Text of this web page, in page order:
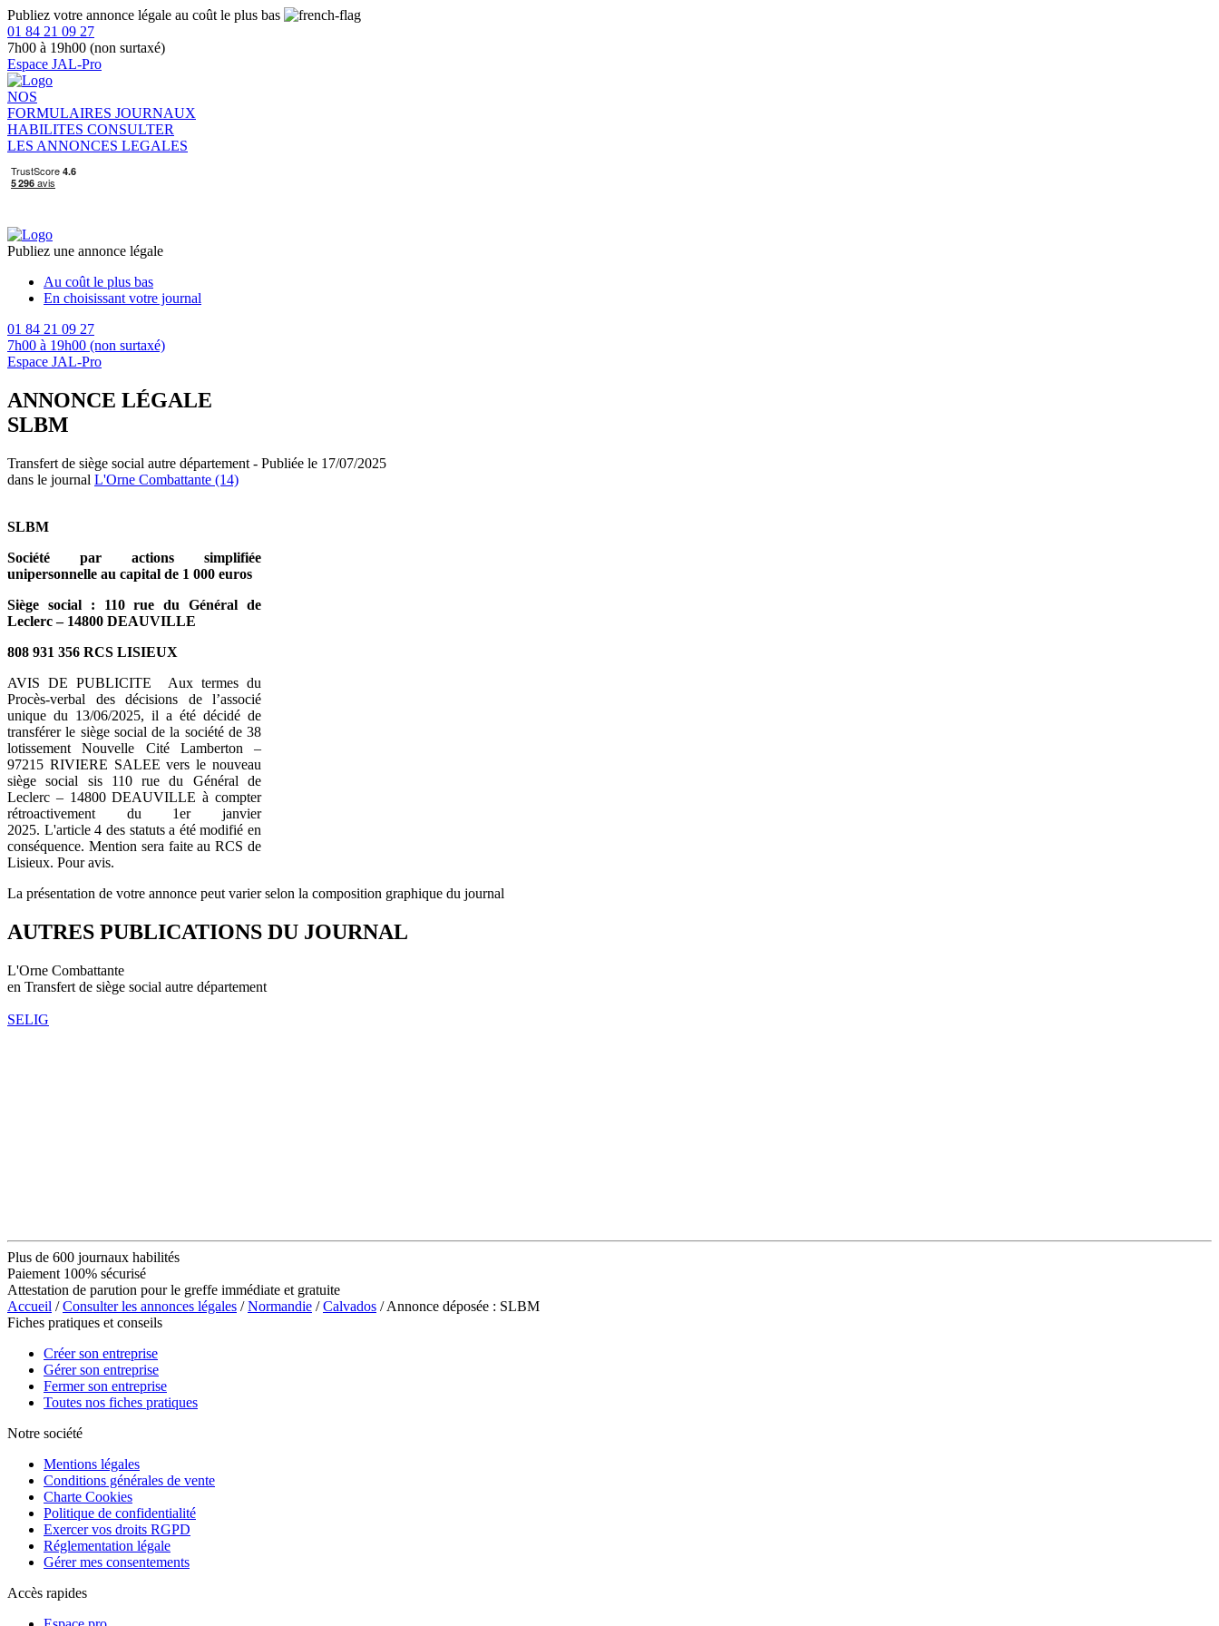
Publiez votre annonce légale au coût le plus bas
01 84 21 09 27
7h00 à 19h00 (non surtaxé)
Espace JAL-Pro
NOS
FORMULAIRES JOURNAUX
HABILITES CONSULTER
LES ANNONCES LEGALES
Publiez une annonce légale
Au coût le plus bas
En choisissant votre journal
01 84 21 09 27
7h00 à 19h00 (non surtaxé)
Espace JAL-Pro
ANNONCE LÉGALE
SLBM
Transfert de siège social autre département - Publiée le 17/07/2025
dans le journal L'Orne Combattante (14)
SLBM
Société par actions simplifiée
unipersonnelle au capital de 1 000 euros
Siège social : 110 rue du Général de
Leclerc – 14800 DEAUVILLE
808 931 356 RCS LISIEUX
AVIS DE PUBLICITE Aux termes du
Procès-verbal des décisions de l’associé
unique du 13/06/2025, il a été décidé de
transférer le siège social de la société de 38
lotissement Nouvelle Cité Lamberton –
97215 RIVIERE SALEE vers le nouveau
siège social sis 110 rue du Général de
Leclerc – 14800 DEAUVILLE à compter
rétroactivement du 1er janvier
2025. L'article 4 des statuts a été modifié en
conséquence. Mention sera faite au RCS de
Lisieux. Pour avis.
La présentation de votre annonce peut varier selon la composition graphique du journal
AUTRES PUBLICATIONS DU JOURNAL
L'Orne Combattante
en Transfert de siège social autre département
SELIG
Plus de 600 journaux habilités
Paiement 100% sécurisé
Attestation de parution pour le greffe immédiate et gratuite
Accueil /Consulter les annonces légales /Normandie /Calvados / Annonce déposée : SLBM
Fiches pratiques et conseils
Créer son entreprise
Gérer son entreprise
Fermer son entreprise
Toutes nos fiches pratiques
Notre société
Mentions légales
Conditions générales de vente
Charte Cookies
Politique de confidentialité
Exercer vos droits RGPD
Réglementation légale
Gérer mes consentements
Accès rapides